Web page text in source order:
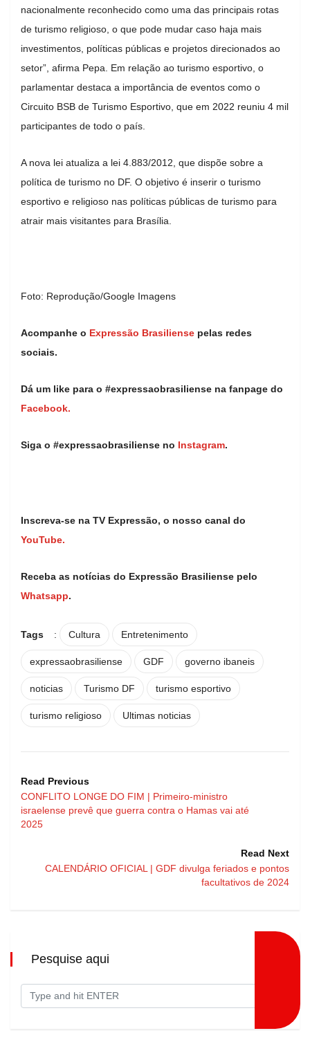
nacionalmente reconhecido como uma das principais rotas
de turismo religioso, o que pode mudar caso haja mais
investimentos, políticas públicas e projetos direcionados ao
setor”, afirma Pepa. Em relação ao turismo esportivo, o
parlamentar destaca a importância de eventos como o
Circuito BSB de Turismo Esportivo, que em 2022 reuniu 4 mil
participantes de todo o país.
A nova lei atualiza a lei 4.883/2012, que dispõe sobre a
política de turismo no DF. O objetivo é inserir o turismo
esportivo e religioso nas políticas públicas de turismo para
atrair mais visitantes para Brasília.
Foto: Reprodução/Google Imagens
Acompanhe o Expressão Brasiliense pelas redes
sociais.
Dá um like para o #expressaobrasiliense na fanpage do
Facebook.
Siga o #expressaobrasiliense no Instagram.
Inscreva-se na TV Expressão, o nosso canal do
YouTube.
Receba as notícias do Expressão Brasiliense pelo
Whatsapp.
Tags : Cultura Entretenimento
expressaobrasiliense GDF governo ibaneis
noticias Turismo DF turismo esportivo
turismo religioso Ultimas noticias
Read Previous
CONFLITO LONGE DO FIM | Primeiro-ministro
israelense prevê que guerra contra o Hamas vai até
2025
Read Next
CALENDÁRIO OFICIAL | GDF divulga feriados e pontos
facultativos de 2024
Pesquise aqui